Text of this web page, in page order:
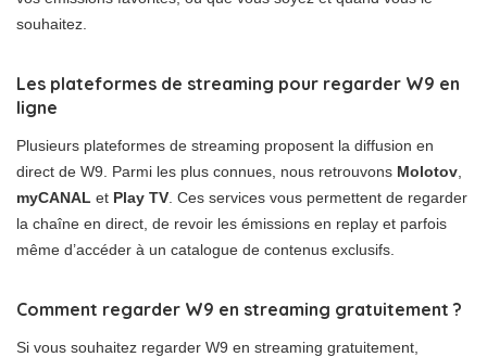
souhaitez.
Les plateformes de streaming pour regarder W9 en
ligne
Plusieurs plateformes de streaming proposent la diffusion en
direct de W9. Parmi les plus connues, nous retrouvons Molotov
myCANAL et Play TV . Ces services vous permettent de regarder
la chaîne en direct, de revoir les émissions en replay et parfois
même d’accéder à un catalogue de contenus exclusifs.
Comment regarder W9 en streaming gratuitement ?
Si vous souhaitez regarder W9 en streaming gratuitement,